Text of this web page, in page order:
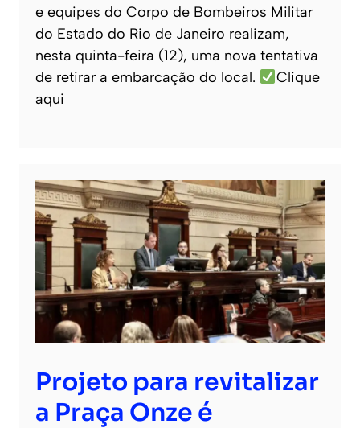
e equipes do Corpo de Bombeiros Militar
do Estado do Rio de Janeiro realizam,
nesta quinta-feira (12), uma nova tentativa
de retirar a embarcação do local.
Clique
aqui
Projeto para revitalizar
a Praça Onze é